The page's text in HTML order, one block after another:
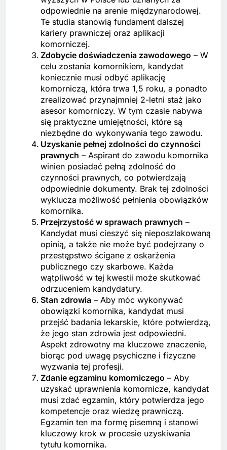
odpowiednie na arenie międzynarodowej.
Te studia stanowią fundament dalszej
kariery prawniczej oraz aplikacji
komorniczej.
Zdobycie doświadczenia zawodowego – W
celu zostania komornikiem, kandydat
koniecznie musi odbyć aplikację
komorniczą, która trwa 1,5 roku, a ponadto
zrealizować przynajmniej 2-letni staż jako
asesor komorniczy. W tym czasie nabywa
się praktyczne umiejętności, które są
niezbędne do wykonywania tego zawodu.
Uzyskanie pełnej zdolności do czynności
prawnych – Aspirant do zawodu komornika
winien posiadać pełną zdolność do
czynności prawnych, co potwierdzają
odpowiednie dokumenty. Brak tej zdolności
wyklucza możliwość pełnienia obowiązków
komornika.
Przejrzystość w sprawach prawnych –
Kandydat musi cieszyć się nieposzlakowaną
opinią, a także nie może być podejrzany o
przestępstwo ścigane z oskarżenia
publicznego czy skarbowe. Każda
wątpliwość w tej kwestii może skutkować
odrzuceniem kandydatury.
Stan zdrowia – Aby móc wykonywać
obowiązki komornika, kandydat musi
przejść badania lekarskie, które potwierdzą,
że jego stan zdrowia jest odpowiedni.
Aspekt zdrowotny ma kluczowe znaczenie,
biorąc pod uwagę psychiczne i fizyczne
wyzwania tej profesji.
Zdanie egzaminu komorniczego – Aby
uzyskać uprawnienia komornicze, kandydat
musi zdać egzamin, który potwierdza jego
kompetencje oraz wiedzę prawniczą.
Egzamin ten ma formę pisemną i stanowi
kluczowy krok w procesie uzyskiwania
tytułu komornika.